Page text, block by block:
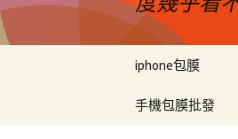
iphone包膜
手機包膜批發